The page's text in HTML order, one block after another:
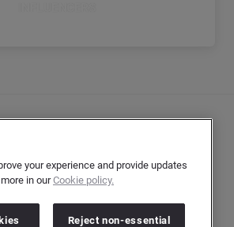
de privacidad del cliente
de privacidad para los autores
your experience and provide updates
in ourCookie policy.
Reject non-essential